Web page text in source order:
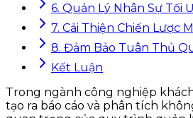
6. Quản Lý Nhân Sự Tối
7. Cải Thiện Chiến Lược
8. Đảm Bảo Tuân Thủ
Kết Luận
Trong ngành công nghiệp
tạo ra báo cáo và phân tích